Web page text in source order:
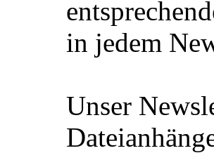
in jedem
Unser